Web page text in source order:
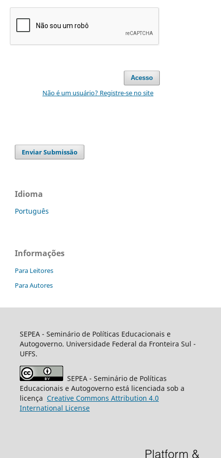
Acesso
Não é um usuário? Registre-se no site
Enviar Submissão
Idioma
Português
Informações
Para Leitores
Para Autores
SEPEA - Seminário de Políticas Educacionais e
Autogoverno. Universidade Federal da Fronteira Sul -
UFFS.
SEPEA - Seminário de Políticas
Educacionais e Autogoverno está licenciada sob a
licença Creative Commons Attribution 4.0
International License